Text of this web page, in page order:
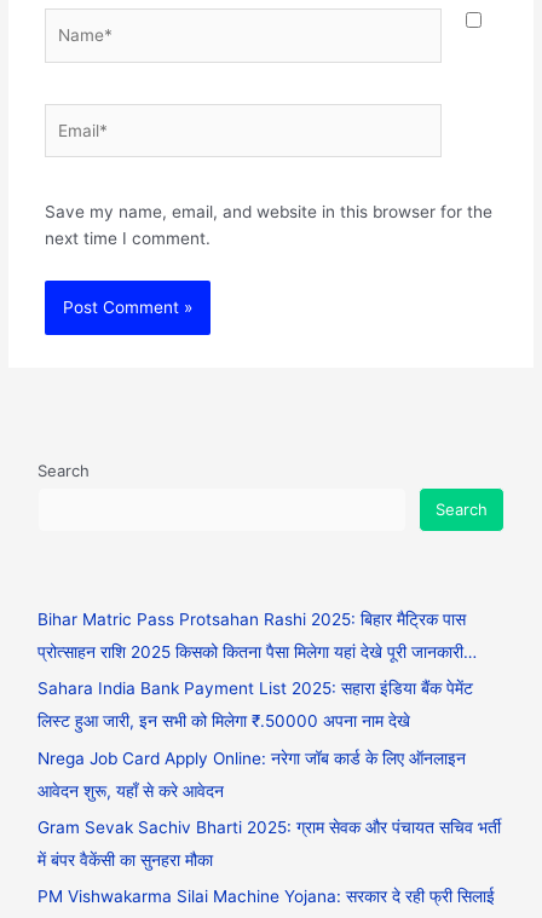
Save my name, email, and website in this browser for the
next time I comment.
Search
Search
Bihar Matric Pass Protsahan Rashi 2025: बिहार मैट्रिक पास
प्रोत्साहन राशि 2025 किसको कितना पैसा मिलेगा यहां देखे पूरी जानकारी…
Sahara India Bank Payment List 2025: सहारा इंडिया बैंक पेमेंट
लिस्ट हुआ जारी, इन सभी को मिलेगा ₹.50000 अपना नाम देखे
Nrega Job Card Apply Online: नरेगा जॉब कार्ड के लिए ऑनलाइन
आवेदन शुरू, यहाँ से करे आवेदन
Gram Sevak Sachiv Bharti 2025: ग्राम सेवक और पंचायत सचिव भर्ती
में बंपर वैकेंसी का सुनहरा मौका
PM Vishwakarma Silai Machine Yojana: सरकार दे रही फ्री सिलाई